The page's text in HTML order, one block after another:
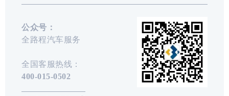
公众号：
全路程汽车服务
全国客服热线：
400-015-0502